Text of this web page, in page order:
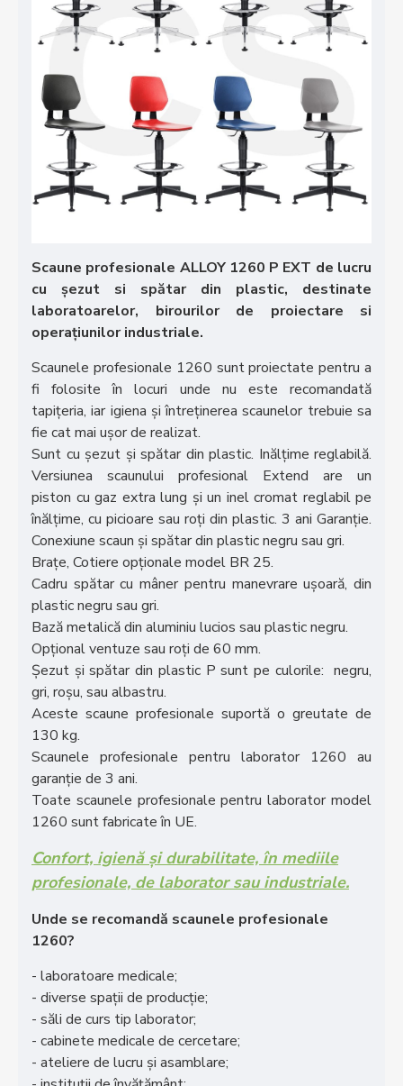
Scaune profesionale ALLOY 1260 P EXT de lucru
cu șezut si spătar din plastic, destinate
laboratoarelor, birourilor de proiectare si
operațiunilor industriale.
Scaunele profesionale 1260 sunt proiectate pentru a
fi folosite în locuri unde nu este recomandată
tapițeria, iar igiena și întreținerea scaunelor trebuie sa
fie cat mai ușor de realizat.
Sunt cu șezut și spătar din plastic. Inălțime reglabilă.
Versiunea scaunului profesional Extend are un
piston cu gaz extra lung și un inel cromat reglabil pe
înălțime, cu picioare sau roți din plastic. 3 ani Garanție.
Conexiune scaun și spătar din plastic negru sau gri.
Brațe, Cotiere opționale model BR 25.
Cadru spătar cu mâner pentru manevrare ușoară, din
plastic negru sau gri.
Bază metalică din aluminiu lucios sau plastic negru.
Opțional ventuze sau roți de 60 mm.
Șezut și spătar din plastic P sunt pe culorile: negru,
gri, roșu, sau albastru.
Aceste scaune profesionale suportă o greutate de
130 kg.
Scaunele profesionale pentru laborator 1260 au
garanție de 3 ani.
Toate scaunele profesionale pentru laborator model
1260 sunt fabricate în UE.
Confort, igienă și durabilitate, în mediile
profesionale, de laborator sau industriale.
Unde se recomandă scaunele profesionale
1260?
- laboratoare medicale;
- diverse spații de producție;
- săli de curs tip laborator;
- cabinete medicale de cercetare;
- ateliere de lucru și asamblare;